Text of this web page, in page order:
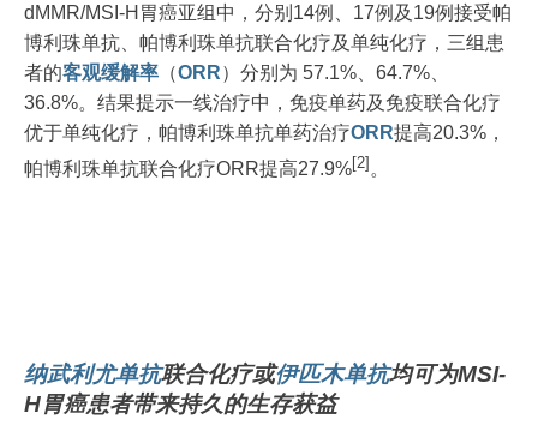
dMMR/MSI-H胃癌亚组中，分别14例、17例及19例接受帕
博利珠单抗、帕博利珠单抗联合化疗及单纯化疗，三组患
者的客观缓解率 （ORR）分别为 57.1%、64.7%、
36.8%。结果提示一线治疗中，免疫单药及免疫联合化疗
优于单纯化疗，帕博利珠单抗单药治疗ORR提高20.3%，
帕博利珠单抗联合化疗ORR提高27.9%[2] 。
纳武利尤单抗联合化疗或伊匹木单抗均可为MSI-
H胃癌患者带来持久的生存获益